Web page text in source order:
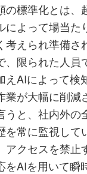
の標準化とは、
によって場当た
考えられ準備さ
、限られた人員
えAIによって検
業が大幅に削減
うと、社内外の
を常に監視して
アクセスを禁止
をAIを用いて瞬